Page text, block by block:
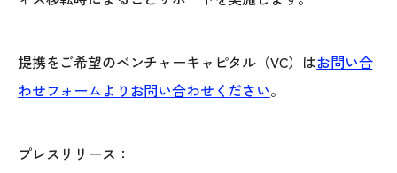
提携をご希望のベンチャーキャピタル（VC）はお問い合
わせフォームよりお問い合わせください。
プレスリリース：